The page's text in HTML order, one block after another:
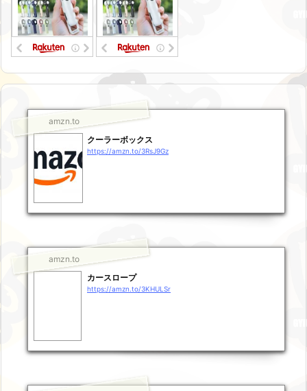
amzn.to
クーラーボックス
https://amzn.to/3RsJ9Gz
amzn.to
カースロープ
https://amzn.to/3KHULSr